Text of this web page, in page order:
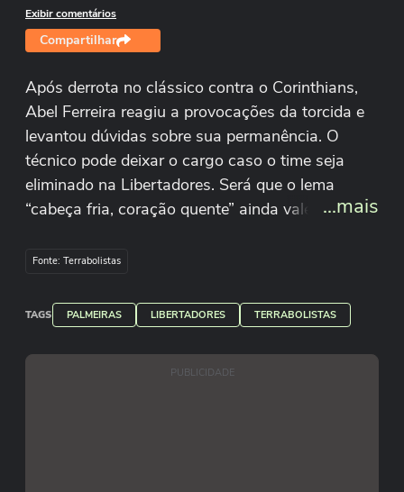
Exibir comentários
Compartilhar
Após derrota no clássico contra o Corinthians,
Abel Ferreira reagiu a provocações da torcida e
levantou dúvidas sobre sua permanência. O
técnico pode deixar o cargo caso o time seja
eliminado na Libertadores. Será que o lema
“cabeça fria, coração quente” ainda vale no...mais
Fonte: Terrabolistas
TAGS PALMEIRAS LIBERTADORES TERRABOLISTAS
PUBLICIDADE